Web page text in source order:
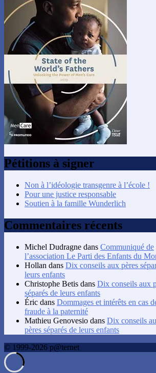
Pétitions à signer
Non à l’idéologie transgenre à l’école !
Pour une justice responsable
Soutien à la famille Wunderlich
Commentaires récents
Michel Dudragne dans Communiqué de
l’association Le Parti des Enfants du
Hollan dans Dix conseils aux pères
leurs enfants
Christophe Betis dans Dix conseils aux
séparés de leurs enfants
Éric dans Dommages et intérêts en cas
fraude à la paternité
Mathieu Genovesio dans Dix conseils
pères séparés de leurs enfants
© 1999-2026 p@ternet